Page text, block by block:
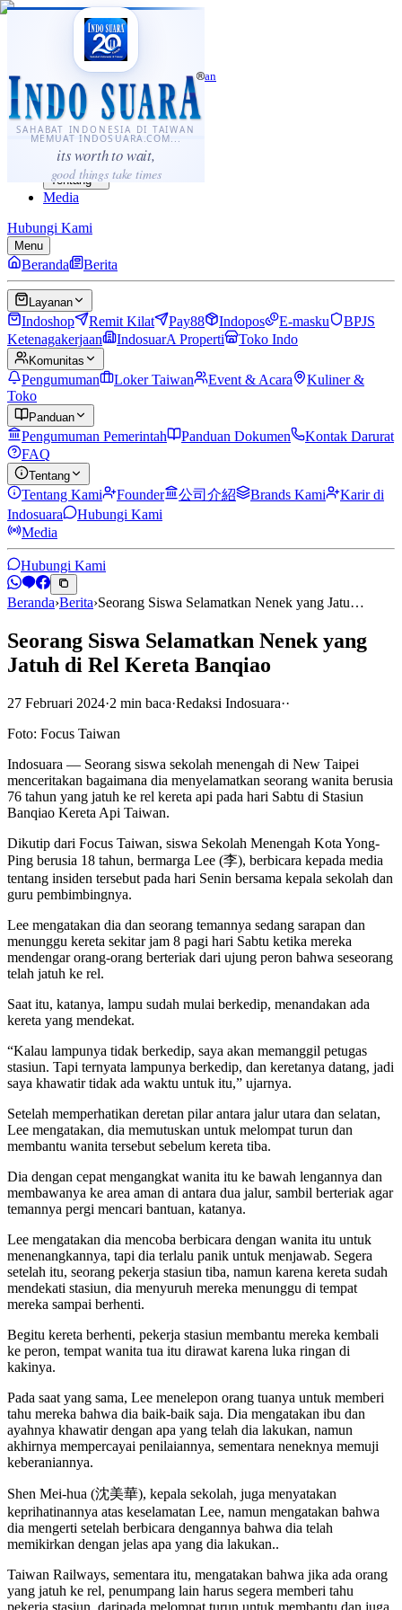
SAHABAT INDONESIA DI TAIWAN
MEMUAT INDOSUARA.COM...
its worth to wait,
good things take times
·...
⌘K
Sahabat Indonesia di Taiwan
Berita
Layanan
Komunitas
Panduan
Tentang
Media
Hubungi Kami
Menu
Beranda Berita
Layanan
Indoshop Remit Kilat Pay88 Indopos E-masku
BPJS
Ketenagakerjaan
IndosuarA Properti Toko Indo
Komunitas
Pengumuman Loker Taiwan Event & Acara
Kuliner &
Toko
Panduan
Pengumuman Pemerintah Panduan Dokumen
Kontak Darurat
FAQ
Tentang
Tentang Kami Founder 公司介紹 Brands Kami
Karir di
Indosuara
Hubungi Kami
Media
Hubungi Kami
Beranda›Berita›Seorang Siswa Selamatkan Nenek yang Jatu…
Seorang Siswa Selamatkan Nenek yang
Jatuh di Rel Kereta Banqiao
27 Februari 2024·2 min baca·Redaksi Indosuara··
Foto: Focus Taiwan
Indosuara — Seorang siswa sekolah menengah di New Taipei
menceritakan bagaimana dia menyelamatkan seorang wanita berusia
76 tahun yang jatuh ke rel kereta api pada hari Sabtu di Stasiun
Banqiao Kereta Api Taiwan.
Dikutip dari Focus Taiwan, siswa Sekolah Menengah Kota Yong-
Ping berusia 18 tahun, bermarga Lee (李), berbicara kepada media
tentang insiden tersebut pada hari Senin bersama kepala sekolah dan
guru pembimbingnya.
Lee mengatakan dia dan seorang temannya sedang sarapan dan
menunggu kereta sekitar jam 8 pagi hari Sabtu ketika mereka
mendengar orang-orang berteriak dari ujung peron bahwa seseorang
telah jatuh ke rel.
Saat itu, katanya, lampu sudah mulai berkedip, menandakan ada
kereta yang mendekat.
“Kalau lampunya tidak berkedip, saya akan memanggil petugas
stasiun. Tapi ternyata lampunya berkedip, dan keretanya datang, jadi
saya khawatir tidak ada waktu untuk itu,” ujarnya.
Setelah memperhatikan deretan pilar antara jalur utara dan selatan,
Lee mengatakan, dia memutuskan untuk melompat turun dan
membantu wanita tersebut sebelum kereta tiba.
Dia dengan cepat mengangkat wanita itu ke bawah lengannya dan
membawanya ke area aman di antara dua jalur, sambil berteriak agar
temannya pergi mencari bantuan, katanya.
Lee mengatakan dia mencoba berbicara dengan wanita itu untuk
menenangkannya, tapi dia terlalu panik untuk menjawab. Segera
setelah itu, seorang pekerja stasiun tiba, namun karena kereta sudah
mendekati stasiun, dia menyuruh mereka menunggu di tempat
mereka sampai berhenti.
Begitu kereta berhenti, pekerja stasiun membantu mereka kembali
ke peron, tempat wanita tua itu dirawat karena luka ringan di
kakinya.
Pada saat yang sama, Lee menelepon orang tuanya untuk memberi
tahu mereka bahwa dia baik-baik saja. Dia mengatakan ibu dan
ayahnya khawatir dengan apa yang telah dia lakukan, namun
akhirnya mempercayai penilaiannya, sementara neneknya memuji
keberaniannya.
Shen Mei-hua (沈美華), kepala sekolah, juga menyatakan
keprihatinannya atas keselamatan Lee, namun mengatakan bahwa
dia mengerti setelah berbicara dengannya bahwa dia telah
memikirkan dengan jelas apa yang dia lakukan..
Taiwan Railways, sementara itu, mengatakan bahwa jika ada orang
yang jatuh ke rel, penumpang lain harus segera memberi tahu
pekerja stasiun, daripada melompat turun untuk membantu dan juga